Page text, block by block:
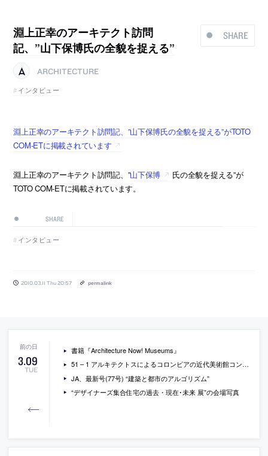
SHARE
淵上正幸のアーキテクト訪問
記、”山下保博氏の全貌を捉える”
ARCHITECTURE
インタビュー
淵上正幸のアーキテクト訪問記、”山下保博氏の全貌を捉える”がTOTO
COM-ETに掲載されています
淵上正幸のアーキテクト訪問記、”山下保博
氏の全貌を捉える”が
TOTO COM-ETに掲載されています。
SHARE
インタビュー
2010.03.11 Thu 20:57 permalink
3.09
TUE
書籍『Architecture Now! Museums』
51 – 1 アルキテクトスによるコロンビアの近代美術館コンペの勝利案
JA、最新号(77号) “建築と都市のアルゴリズム”
“デザイナーズ集合住宅の過去・現在･未来 展”の会場写真